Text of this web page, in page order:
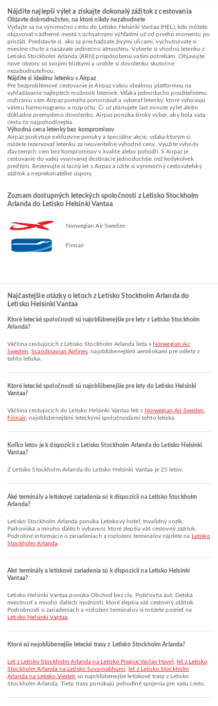
Nájdite najlepší výlet a získajte dokonalý zážitok z cestovania
Objavte dobrodružstvo, na ktoré nikdy nezabudnete
Vydajte sa na výnimočnú cestu do Letisko Helsinki Vantaa (HEL), kde môžete
objavovať nádherné mestá s úchvatnými výhľadmi už od prvého momentu po
pristátí. Predstavte si, ako sa prechádzate živými ulicami, vychutnávate si
miestne chute a nasávate jedinečnú atmosféru. Vyberte si vhodnú letenku z
Letisko Stockholm Arlanda (ARN) prispôsobenú vašim potrebám. Objavujte
nové obzory so svojimi blízkymi a urobte si dovolenku skutočne
nezabudnuteľnou.
Nájdite si ideálnu letenku s Airpaz
Pre bezproblémové cestovanie je Airpaz vašou ideálnou platformou na
vyhľadávanie najlepších možností leteniek. Vďaka jednoducho použiteľnému
rozhraniu vám Airpaz pomáha porovnávať a vyberať letenky, ktoré vyhovujú
vášmu harmonogramu a rozpočtu. Či už plánujete last minute výlet alebo
dôkladne premyslenú dovolenku, Airpaz ponúka široký výber, aby bola vaša
cesta čo najpohodlnejšia.
Výhodná cena letenky bez kompromisov
Airpaz poskytuje exkluzívne ponuky a špeciálne akcie, vďaka ktorým si
môžete rezervovať letenku za neuveriteľne výhodné ceny. Využite výhody
zľavnených cien bez kompromisov v kvalite alebo pohodlí. S Airpaz je
cestovanie do vašej vysnívanej destinácie jednoduchšie než kedykoľvek
predtým. Rezervujte si lacný let s Airpaz a užite si výnimočný cestovateľský
zážitok a neprekonateľné úspory.
Zoznam dostupných leteckých spoločností z Letisko Stockholm
Arlanda do Letisko Helsinki Vantaa
Norwegian Air Sweden
Finnair
Najčastejšie otázky o letoch z Letisko Stockholm Arlanda do
Letisko Helsinki Vantaa
Ktoré letecké spoločnosti sú najobľúbenejšie pre lety z Letisko Stockholm
Arlanda?
Väčšina cestujúcich z Letisko Stockholm Arlanda lieta s Norwegian Air
Sweden ,Scandinavian Airlines , najobľúbenejšími aerolinkami pre odlety z
tohto letiska.
Ktoré letecké spoločnosti sú najobľúbenejšie pre lety do Letisko Helsinki
Vantaa?
Väčšina cestujúcich do Letisko Helsinki Vantaa letí s Norwegian Air Sweden
Finnair, najobľúbenejšími leteckými spoločnosťami tohto letiska.
Koľko letov je k dispozícii z Letisko Stockholm Arlanda do Letisko Helsinki
Vantaa?
Z Letisko Stockholm Arlanda do Letisko Helsinki Vantaa je 25 letov.
Aké terminály a letiskové zariadenia sú k dispozícii na Letisko Stockholm
Arlanda?
Letisko Stockholm Arlanda ponúka Letiskový hotel, Invalidný vozík,
Parkoviská a mnoho ďalších vybavení, ktoré zlepšia váš cestovný zážitok.
Podrobné informácie o zariadeniach a rozložení terminálov nájdete na Letisko
Stockholm Arlanda
Aké terminály a letiskové zariadenia sú k dispozícii na Letisko Helsinki
Vantaa?
Letisko Helsinki Vantaa ponúka Obchod bez cla, Požičovňa áut, Detská
miestnosť a mnoho ďalších možností, ktoré zlepšia váš cestovný zážitok.
Podrobnosti o zariadeniach a rozložení terminálov si môžete pozrieť na
Letisko Helsinki Vantaa
Ktoré sú nejobľúbenejšie letecké trasy z Letisko Stockholm Arlanda?
let z Letisko Stockholm Arlanda na Letisko Prague Václav Havel
let z Letisko
Stockholm Arlanda na Letisko Suvarnabhumi
let z Letisko Stockholm
Arlanda na Letisko Viedeň sú najobľúbenejšie letiskové trasy z Letisko
Stockholm Arlanda. Tieto trasy ponúkajú pohodlné spojenia pre vašu cestu.